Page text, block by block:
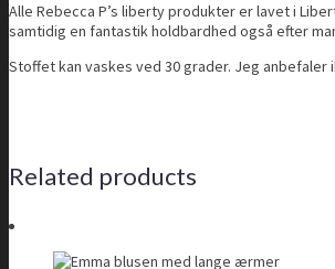
Alle Rebecca P’s liberty produkter er lavet i
samtidig en fantastik holdbardhed også efter
Stoffet kan vaskes ved 30 grader. Jeg anbefaler
Related products